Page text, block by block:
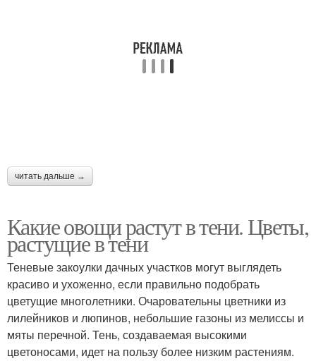
читать дальше →
Какие овощи растут в тени. Цветы,
растущие в тени
Теневые закоулки дачных участков могут выглядеть
красиво и ухоженно, если правильно подобрать
цветущие многолетники. Очаровательны цветники из
лилейников и люпинов, небольшие газоны из мелиссы и
мяты перечной. Тень, создаваемая высокими
цветоносами, идет на пользу более низким растениям.